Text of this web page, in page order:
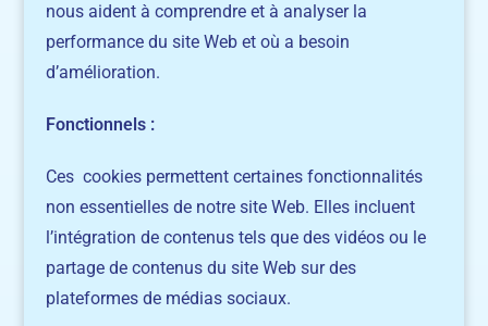
nous aident à comprendre et à analyser la
performance du site Web et où a besoin
d’amélioration.
Fonctionnels :
Ces cookies permettent certaines fonctionnalités
non essentielles de notre site Web. Elles incluent
l’intégration de contenus tels que des vidéos ou le
partage de contenus du site Web sur des
plateformes de médias sociaux.